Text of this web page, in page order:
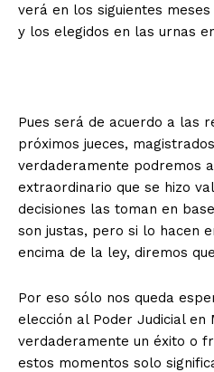
verá en los siguientes
y los elegidos en las urnas
Pues será de acuerdo a las
próximos jueces,
verdaderamente podremos
extraordinario que se hizo
decisiones las toman en
son justas, pero si lo hacen
encima de la ley, diremos
Por eso sólo nos queda
elección al Poder Judicial en
verdaderamente un éxito o
estos momentos solo